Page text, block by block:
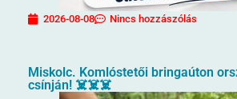
2026-08-08 Nincs hozzászólás
Miskolc. Komlóstetői bringaúton
csínján! ☠️☠️☠️